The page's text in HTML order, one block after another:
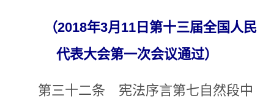
（2018年3月11日第十三届全国人民
代表大会第一次会议通过）
第三十二条 宪法序言第七自然段中